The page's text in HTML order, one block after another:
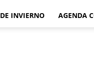
INVIERNO AGENDA